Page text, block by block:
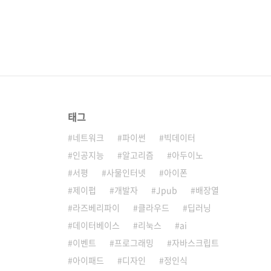
태그
네트워크 파이썬
빅데이터
인공지능
알고리즘
아두이노
서평
사물인터넷
아이폰
제이펍
개발자 Jpub
배장열
라즈베리파이
클라우드
딥러닝
데이터베이스
리눅스
ai
이벤트
프로그래밍
자바스크립트
아이패드
디자인 정인식